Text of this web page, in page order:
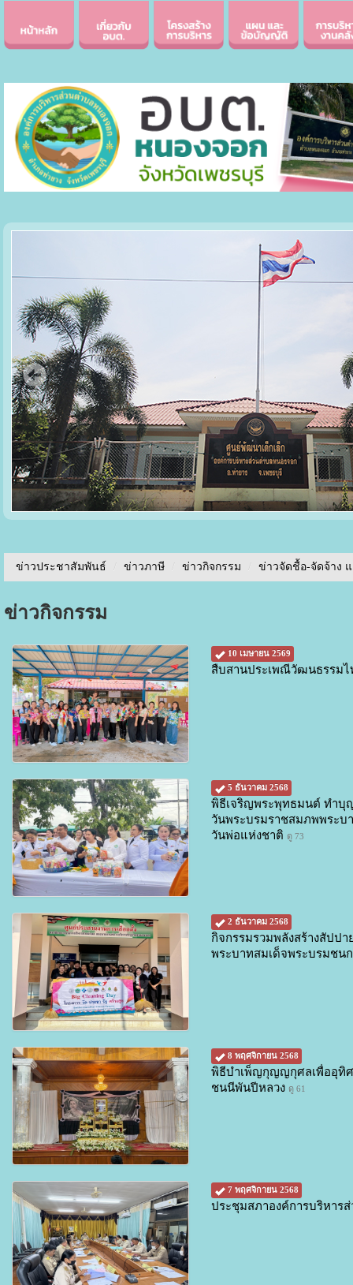
ข่าวประชาสัมพันธ์ / ข่าวภาษี / ข่าวกิจกรรม / ข่าวจัดชื้อ-จัดจ้าง
ข่าวกิจกรรม
10 เมษายน 2569
สืบสานประเพณีวัฒนธรรมไ
5 ธันวาคม 2568
พิธีเจริญพระพุทธมนต์ ทำบุ
วันพระบรมราชสมภพพระบ
วันพ่อแห่งชาติ ดู 73
2 ธันวาคม 2568
กิจกรรมรวมพลังสร้างสัปปา
พระบาทสมเด็จพระบรมชน
8 พฤศจิกายน 2568
พิธีบำเพ็ญกุญญกุศลเพื่ออุทิศ
ชนนีพันปีหลวง ดู 61
7 พฤศจิกายน 2568
ประชุมสภาองค์การบริหาร